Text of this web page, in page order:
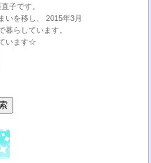
子です。
を移し、 2015年3月
暮らしています。
います☆